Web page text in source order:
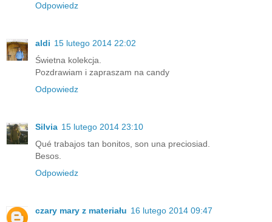
Odpowiedz
aldi 15 lutego 2014 22:02
Świetna kolekcja.
Pozdrawiam i zapraszam na candy
Odpowiedz
Silvia 15 lutego 2014 23:10
Qué trabajos tan bonitos, son una preciosiad.
Besos.
Odpowiedz
czary mary z materiału 16 lutego 2014 09:47